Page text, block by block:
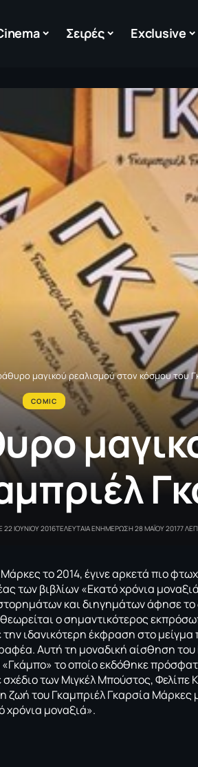
Σειρές Exclusive
μαγικού ρεαλισμού στον κόσμου του
COMIC
ΙΟΥΝΙΟΥ 2016ΤΕΛΕΥΤΑΙΑ ΕΝΗΜΕΡΩΣΗ 28 ΜΑΪΟΥ 20177
το 2014, έγινε αρκετά πιο
των βιβλίων «Εκατό χρόνια
και διηγημάτων άφησε το
ο σημαντικότερος
ιδανικότερη έκφραση στο μείγμα
Αυτή τη μοναδική αίσθηση του
το οποίο εκδόθηκε
των Μιγκέλ Μπούστος, Φελίπε
ζωή του Γκαμπριέλ Γκαρσία Μάρκες
χρόνια μοναξιά».